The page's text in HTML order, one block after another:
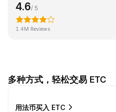
4.6/ 5
1.4M Reviews
多种方式，轻松交易 ETC
用法币买入 ETC